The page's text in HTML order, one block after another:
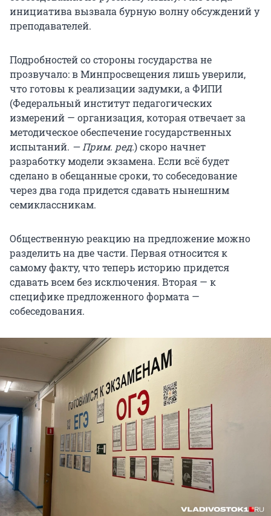
инициатива вызвала бурную волну обсуждений у
преподавателей.
Подробностей со стороны государства не
прозвучало: в Минпросвещения лишь уверили,
что готовы к реализации задумки, а ФИПИ
(Федеральный институт педагогических
измерений — организация, которая отвечает за
методическое обеспечение государственных
испытаний. — Прим. ред.) скоро начнет
разработку модели экзамена. Если всё будет
сделано в обещанные сроки, то собеседование
через два года придется сдавать нынешним
семиклассникам.
Общественную реакцию на предложение можно
разделить на две части. Первая относится к
самому факту, что теперь историю придется
сдавать всем без исключения. Вторая — к
специфике предложенного формата —
собеседования.